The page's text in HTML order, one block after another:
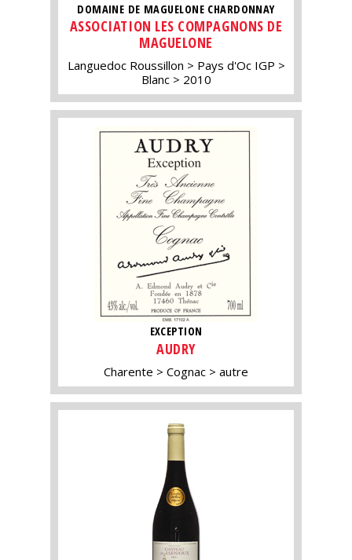
DOMAINE DE MAGUELONE CHARDONNAY
ASSOCIATION LES COMPAGNONS DE
MAGUELONE
Languedoc Roussillon
Pays d'Oc IGP
Blanc
2010
EXCEPTION
AUDRY
Charente Cognac autre